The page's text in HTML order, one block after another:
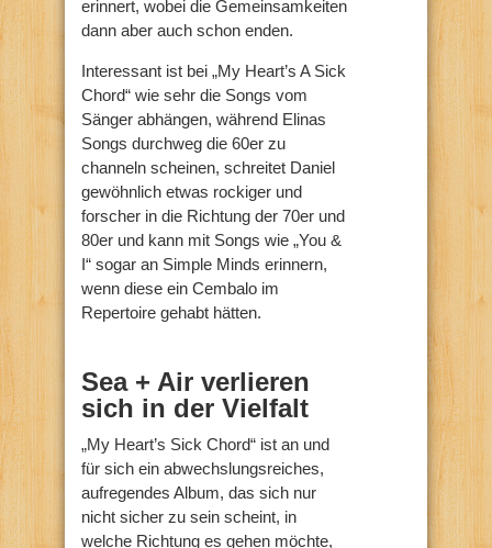
erinnert, wobei die Gemeinsamkeiten
dann aber auch schon enden.
Interessant ist bei „My Heart’s A Sick
Chord“ wie sehr die Songs vom
Sänger abhängen, während Elinas
Songs durchweg die 60er zu
channeln scheinen, schreitet Daniel
gewöhnlich etwas rockiger und
forscher in die Richtung der 70er und
80er und kann mit Songs wie „You &
I“ sogar an Simple Minds erinnern,
wenn diese ein Cembalo im
Repertoire gehabt hätten.
Sea + Air verlieren
sich in der Vielfalt
„My Heart’s Sick Chord“ ist an und
für sich ein abwechslungsreiches,
aufregendes Album, das sich nur
nicht sicher zu sein scheint, in
welche Richtung es gehen möchte,